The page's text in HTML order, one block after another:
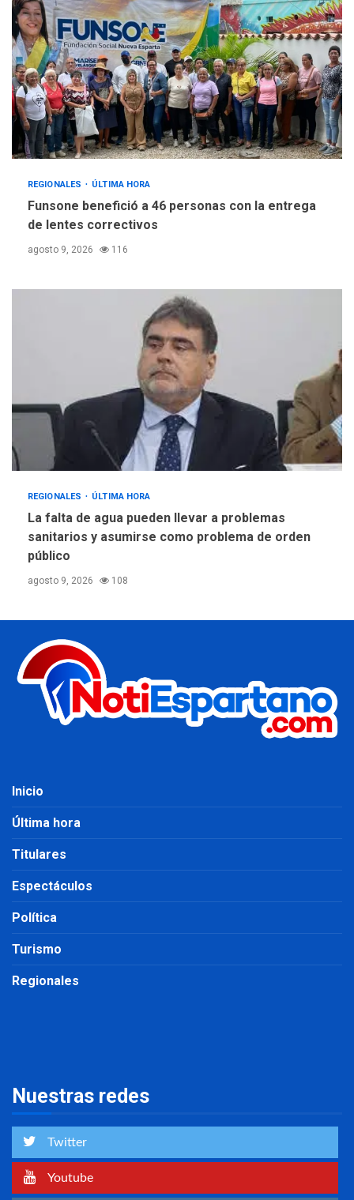
REGIONALES ÚLTIMA HORA
Funsone benefició a 46 personas con la entrega
de lentes correctivos
agosto 9, 2026 116
REGIONALES ÚLTIMA HORA
La falta de agua pueden llevar a problemas
sanitarios y asumirse como problema de orden
público
agosto 9, 2026 108
Inicio
Última hora
Titulares
Espectáculos
Política
Turismo
Regionales
Nuestras redes
Twitter
Youtube